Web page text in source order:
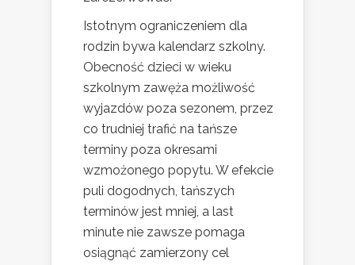
Istotnym ograniczeniem dla
rodzin bywa kalendarz szkolny.
Obecność dzieci w wieku
szkolnym zawęża możliwość
wyjazdów poza sezonem, przez
co trudniej trafić na tańsze
terminy poza okresami
wzmożonego popytu. W efekcie
puli dogodnych, tańszych
terminów jest mniej, a last
minute nie zawsze pomaga
osiągnąć zamierzony cel